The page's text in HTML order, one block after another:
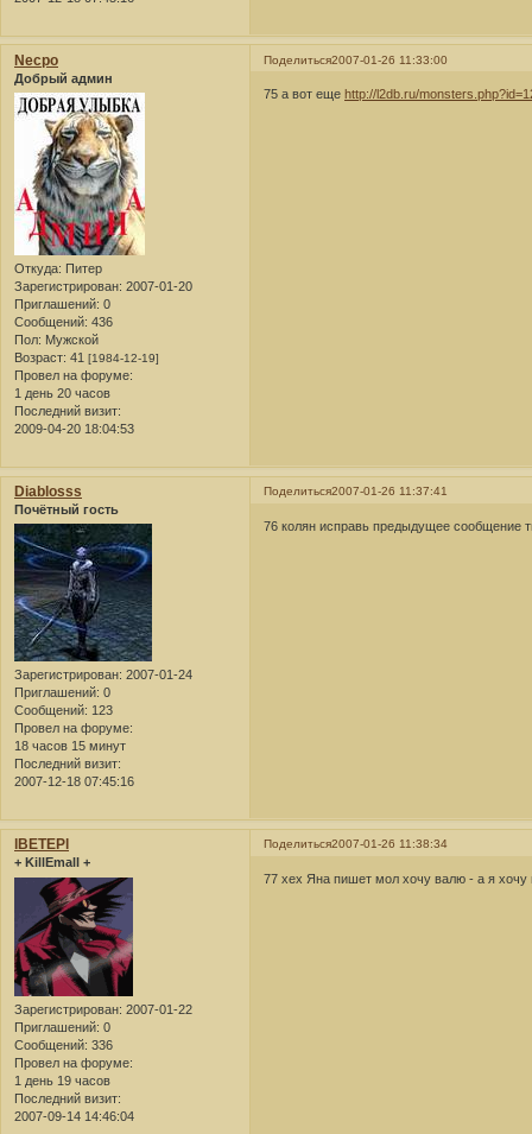
Поделиться2007-01-26 11:33:00
Necpo
Добрый админ
Откуда: Питер
Зарегистрирован: 2007-01-20
Приглашений: 0
Сообщений: 436
Пол: Мужской
Возраст: 41 [1984-12-19]
Провел на форуме:
1 день 20 часов
Последний визит:
2009-04-20 18:04:53
75 а вот еще http://l2db.ru/
Поделиться2007-01-26 11:37:41
Diablosss
Почётный гость
Зарегистрирован: 2007-01-24
Приглашений: 0
Сообщений: 123
Провел на форуме:
18 часов 15 минут
Последний визит:
2007-12-18 07:45:16
76 колян исправь предыдущее сообщение
Поделиться2007-01-26 11:38:34
lBETEPl
+ KillEmall +
Зарегистрирован: 2007-01-22
Приглашений: 0
Сообщений: 336
Провел на форуме:
1 день 19 часов
Последний визит:
2007-09-14 14:46:04
77 хех Яна пишет мол хочу валю - а я хочу